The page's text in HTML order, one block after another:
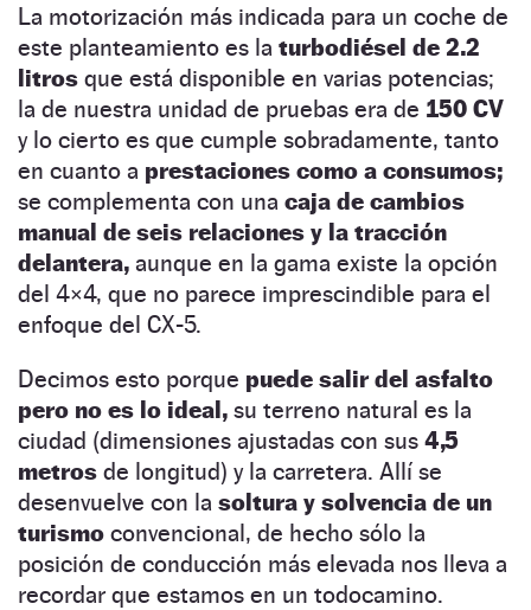
La motorización más indicada para un coche de
este planteamiento es la turbodiésel de 2.2
litros que está disponible en varias potencias;
la de nuestra unidad de pruebas era de 150 CV
y lo cierto es que cumple sobradamente, tanto
en cuanto a prestaciones como a consumos;
se complementa con una caja de cambios
manual de seis relaciones y la tracción
delantera, aunque en la gama existe la opción
del 4×4, que no parece imprescindible para el
enfoque del CX-5.
Decimos esto porque puede salir del asfalto
pero no es lo ideal, su terreno natural es la
ciudad (dimensiones ajustadas con sus 4,5
metros de longitud) y la carretera. Allí se
desenvuelve con la soltura y solvencia de un
turismo convencional, de hecho sólo la
posición de conducción más elevada nos lleva a
recordar que estamos en un todocamino.